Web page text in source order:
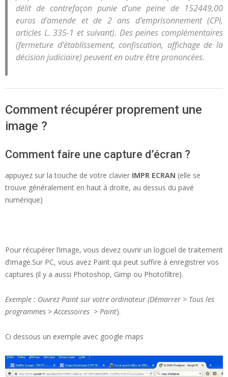
délit de contrefaçon punie d’une peine de 152449,00
euros d’amende et de 2 ans d’emprisonnement (CPI,
articles L. 335-1 et suivant). Des peines complémentaires
(fermeture d’établissement, confiscation, affichage de la
décision judiciaire) peuvent en outre être prononcées.
Comment récupérer proprement une
image ?
Comment faire une capture d’écran ?
appuyez sur la touche de votre clavier IMPR ECRAN (elle se
trouve généralement en haut à droite, au dessus du pavé
numérique)
Pour récupérer l’image, vous devez ouvrir un logiciel de traitement
d’image.Sur PC, vous avez Paint qui peut suffire à enregistrer vos
captures (il y a aussi Photoshop, Gimp ou Photofiltre).
Exemple : Ouvrez Paint sur votre ordinateur (Démarrer > Tous les
programmes > Accessoires > Paint).
Ci dessous un exemple avec google maps